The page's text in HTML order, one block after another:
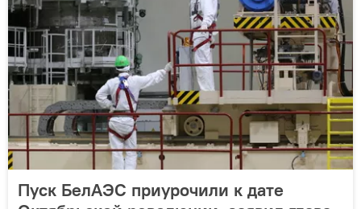
Пуск БелАЭС приурочили к дате